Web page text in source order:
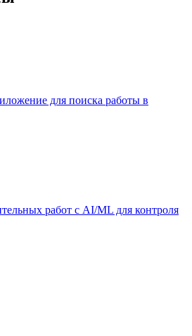
для поиска работы в
работ с AI/ML для контроля